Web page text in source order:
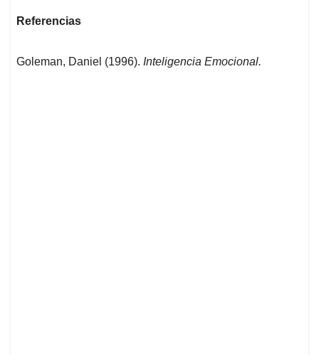
Referencias
Goleman, Daniel (1996). Inteligencia Emocional.